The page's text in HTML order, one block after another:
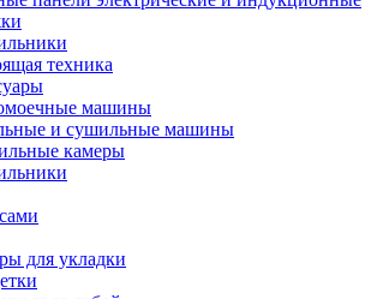
техника
машины
и сушильные машины
камеры
для укладки